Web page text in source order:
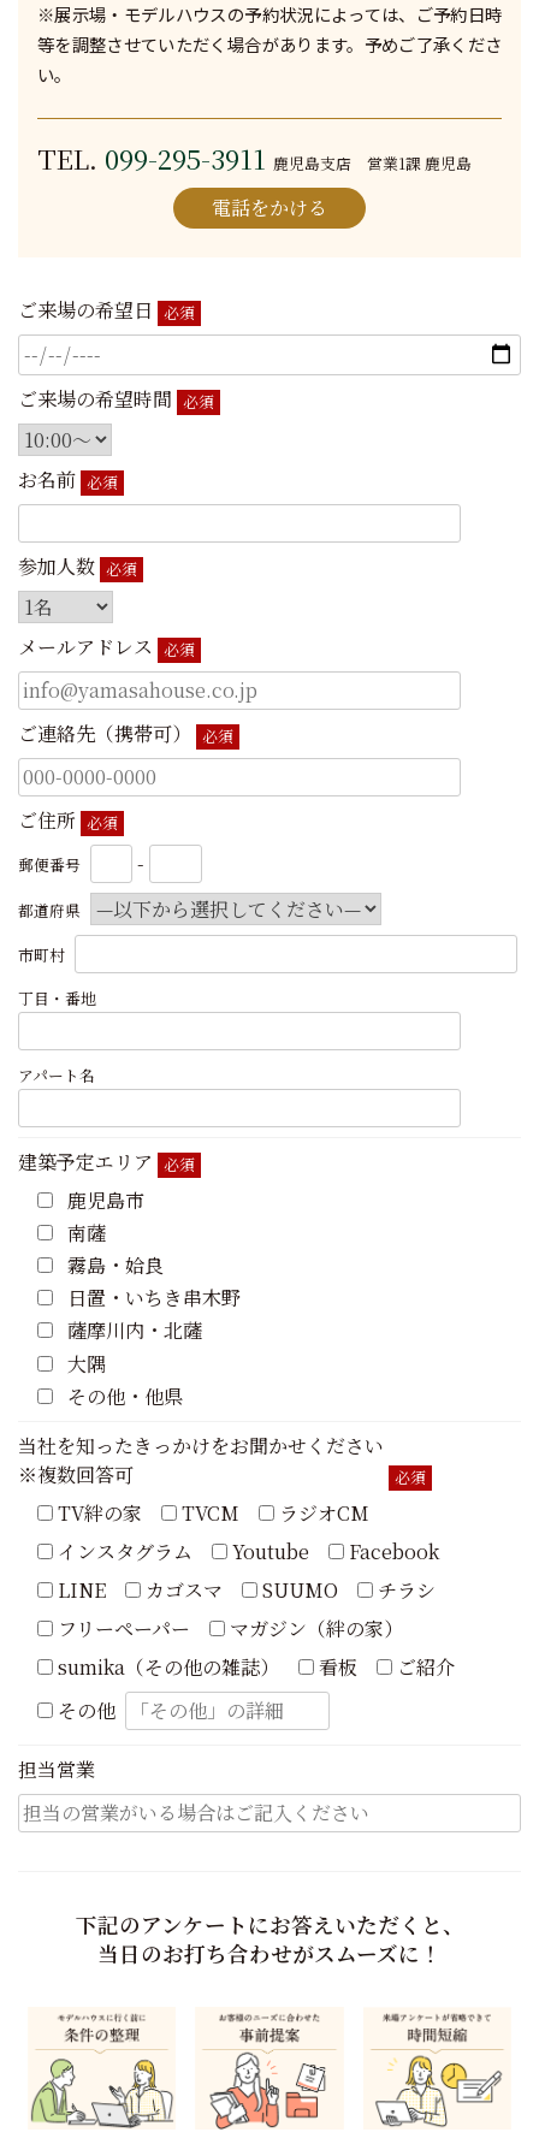
※展示場・モデルハウスの予約状況によっては、ご予約日時
等を調整させていただく場合があります。予めご了承くださ
い。
TEL. 099-295-3911 鹿児島支店 営業1課 鹿児島
電話をかける
ご来場の希望日 必須
ご来場の希望時間 必須
お名前 必須
参加人数 必須
メールアドレス 必須
ご連絡先（携帯可） 必須
ご住所 必須
郵便番号
-
都道府県
市町村
丁目・番地
アパート名
建築予定エリア 必須
鹿児島市
南薩
霧島・姶良
日置・いちき串木野
薩摩川内・北薩
大隅
その他・他県
当社を知ったきっかけをお聞かせください
※複数回答可
必須
TV絆の家 TVCM
ラジオCM
インスタグラム
Youtube
Facebook
LINE
カゴスマ SUUMO
チラシ
フリーペーパー
マガジン（絆の家）
sumika（その他の雑誌）
看板
ご紹介
その他
担当営業
下記のアンケートにお答えいただくと、
当日のお打ち合わせがスムーズに！